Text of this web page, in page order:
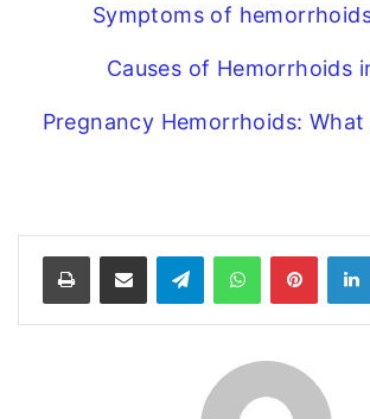
Symptoms of
Causes of Hemorrhoids
Pregnancy Hemorrhoids: What
لينكدإن بينتيريستواتساب تيلقرام مشاركة عبر البريد طباعة